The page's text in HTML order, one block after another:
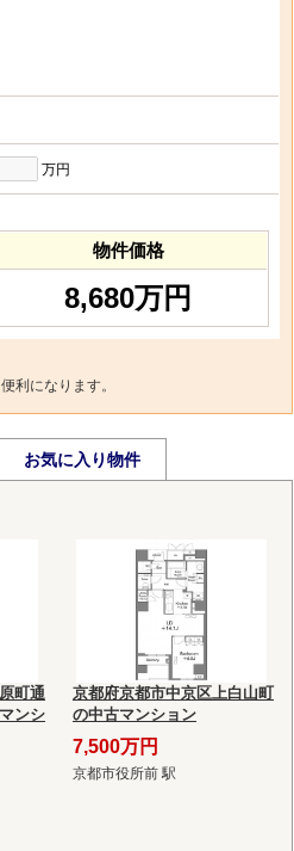
万円
物件価格
8,680万円
利になります。
お気に入り物件
町通
ンシ
京都府京都市中京区上白山町
の中古マンション
7,500万円
京都市役所前 駅